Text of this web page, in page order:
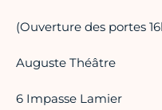
(Ouverture des portes
Auguste Théâtre
6 Impasse Lamier